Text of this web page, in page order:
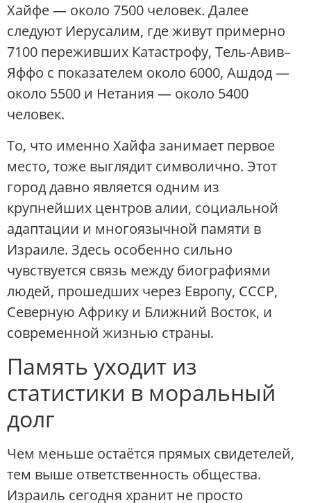
Хайфе — около 7500 человек. Далее
следуют Иерусалим, где живут примерно
7100 переживших Катастрофу, Тель-Авив–
Яффо с показателем около 6000, Ашдод —
около 5500 и Нетания — около 5400
человек.
То, что именно Хайфа занимает первое
место, тоже выглядит символично. Этот
город давно является одним из
крупнейших центров алии, социальной
адаптации и многоязычной памяти в
Израиле. Здесь особенно сильно
чувствуется связь между биографиями
людей, прошедших через Европу, СССР,
Северную Африку и Ближний Восток, и
современной жизнью страны.
Память уходит из
статистики в моральный
долг
Чем меньше остаётся прямых свидетелей,
тем выше ответственность общества.
Израиль сегодня хранит не просто